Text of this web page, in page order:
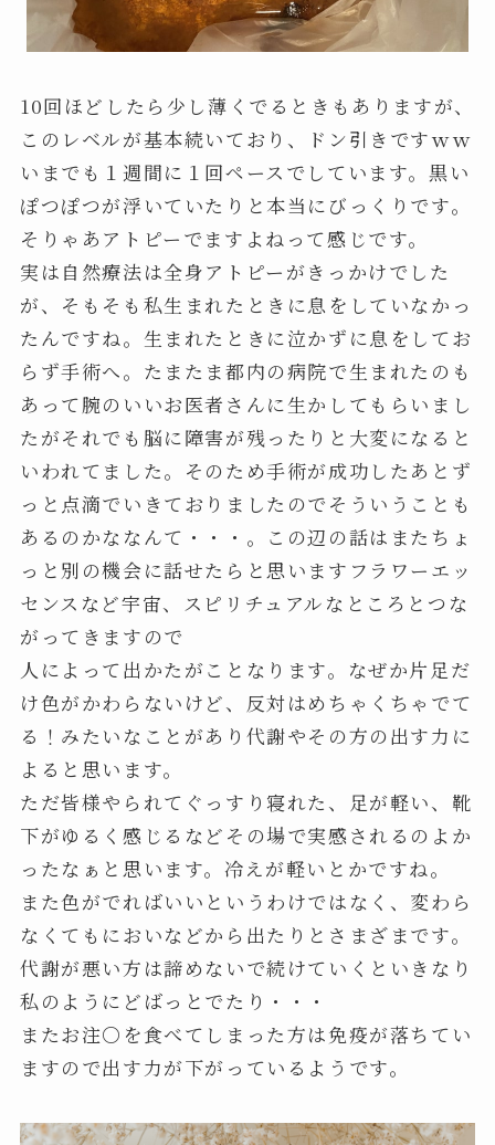
10回ほどしたら少し薄くでるときもありますが、
このレベルが基本続いており、ドン引きですｗｗ
いまでも１週間に１回ペースでしています。黒い
ぽつぽつが浮いていたりと本当にびっくりです。
そりゃあアトピーでますよねって感じです。
実は自然療法は全身アトピーがきっかけでした
が、そもそも私生まれたときに息をしていなかっ
たんですね。生まれたときに泣かずに息をしてお
らず手術へ。たまたま都内の病院で生まれたのも
あって腕のいいお医者さんに生かしてもらいまし
たがそれでも脳に障害が残ったりと大変になると
いわれてました。そのため手術が成功したあとず
っと点滴でいきておりましたのでそういうことも
あるのかななんて・・・。この辺の話はまたちょ
っと別の機会に話せたらと思いますフラワーエッ
センスなど宇宙、スピリチュアルなところとつな
がってきますので
人によって出かたがことなります。なぜか片足だ
け色がかわらないけど、反対はめちゃくちゃでて
る！みたいなことがあり代謝やその方の出す力に
よると思います。
ただ皆様やられてぐっすり寝れた、足が軽い、靴
下がゆるく感じるなどその場で実感されるのよか
ったなぁと思います。冷えが軽いとかですね。
また色がでればいいというわけではなく、変わら
なくてもにおいなどから出たりとさまざまです。
代謝が悪い方は諦めないで続けていくといきなり
私のようにどばっとでたり・・・
またお注〇を食べてしまった方は免疫が落ちてい
ますので出す力が下がっているようです。